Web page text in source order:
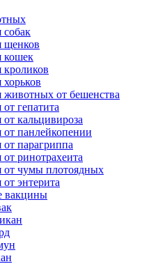
щенков
кошек
от бешенства
гепатита
кальцивироза
панлейкопении
парагриппа
ринотрахеита
от чумы плотоядных
энтерита
вакцины